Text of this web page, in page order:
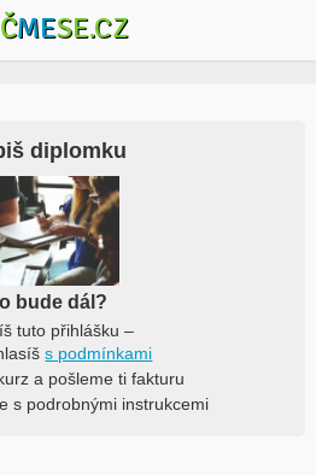
MESE.CZ
diplomku
bude dál?
tuto přihlášku –
s podmínkami
a pošleme ti fakturu
s podrobnými instrukcemi